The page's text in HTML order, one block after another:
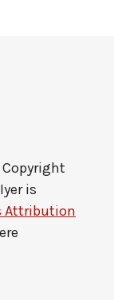
Copyright
is
Attribution